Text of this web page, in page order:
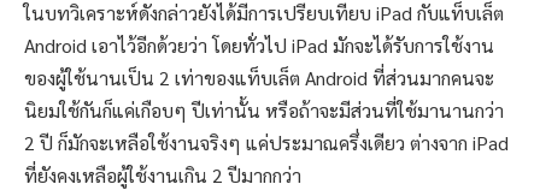
ในบทวิเคราะห์ดังกล่าวยังได้มีการเปรียบเทียบ iPad กับแท็บเล็ต
Android เอาไว้อีกด้วยว่า โดยทั่วไป iPad มักจะได้รับการใช้งาน
ของผู้ใช้นานเป็น 2 เท่าของแท็บเล็ต Android ที่ส่วนมากคนจะ
นิยมใช้กันก็แค่เกือบๆ ปีเท่านั้น หรือถ้าจะมีส่วนที่ใช้มานานกว่า
2 ปี ก็มักจะเหลือใช้งานจริงๆ แค่ประมาณครึ่งเดียว ต่างจาก iPad
ที่ยังคงเหลือผู้ใช้งานเกิน 2 ปีมากกว่า